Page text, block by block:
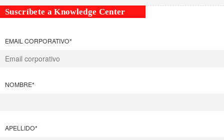
Suscríbete a Knowledge Center
EMAIL CORPORATIVO*
NOMBRE*
APELLIDO*